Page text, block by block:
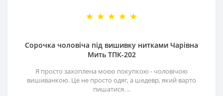
Сорочка чоловіча під вишивку нитками Чарівна
Мить ТПК-202
Я просто захоплена моєю покупкою - чоловічою
вишиванкою. Це не просто одяг, а шедевр, який варто
пишатися. ..